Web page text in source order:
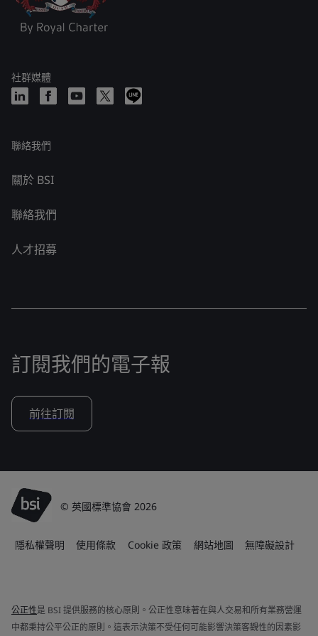
社群媒體
聯絡我們
關於 BSI
聯絡我們
人才招募
訂閱我們的電子報
前往訂閱
© 英國標準協會 2026
隱私權聲明 使用條款 Cookie 政策 網站地圖 無障礙設計
公正性是 BSI 提供服務的核心原則。公正性意味著在與人交易和所有業務營運
中都秉持公平公正的原則。這表示決策不受任何可能影響決策客觀性的因素影